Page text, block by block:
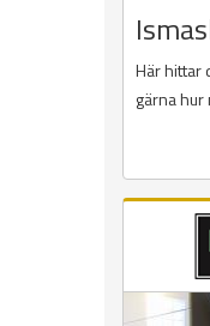
Här hittar
gärna